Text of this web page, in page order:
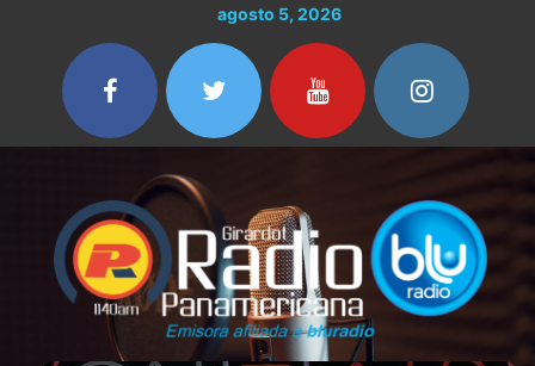
contenido
agosto 5, 2026